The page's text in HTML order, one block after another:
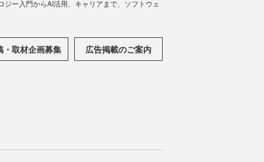
ー入門からAI活用、キャリアまで、ソフトウェ
・取材企画募集 広告掲載のご案内